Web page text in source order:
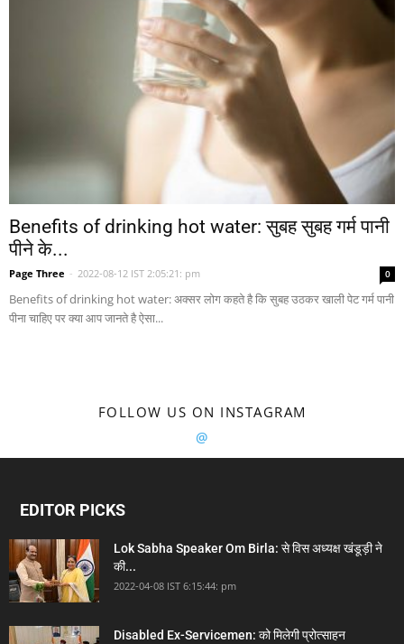
Benefits of drinking hot water: सुबह सुबह गर्म पानी
पीने के...
Page Three - 2022-08-12 IST 2:05:21: pm 0
Benefits of drinking hot water: अक्सर लोग कहते है कि सुबह उठकर खाली पेट गर्म पानी
पीना चाहिए पर क्या आप जानते है ऐसा...
FOLLOW US ON INSTAGRAM
@
EDITOR PICKS
Lok Sabha Speaker Om Birla: से विस अध्यक्ष खंडूड़ी ने
की...
2022-04-08 IST 6:15:44: pm
Disabled Ex-Servicemen: को मिलेगी प्रोत्साहन